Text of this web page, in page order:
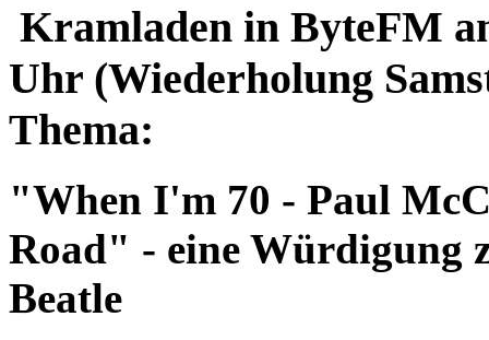
Kramladen in ByteFM
Uhr (Wiederholung
Thema:
"When I'm 70 - Paul
Road" - eine Würdigung
Beatle